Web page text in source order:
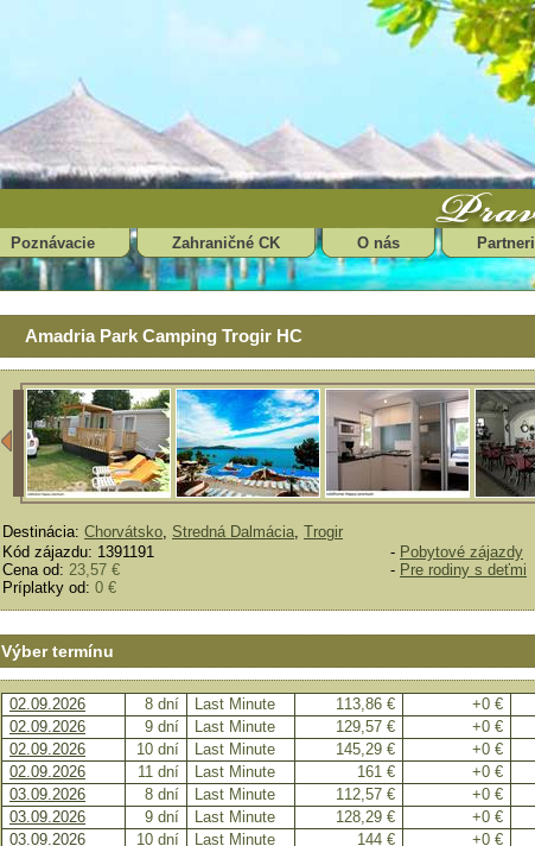
Poznávacie Zahraničné CK O nás Partneri
Amadria Park Camping Trogir HC
Destinácia: Chorvátsko, Stredná Dalmácia, Trogir
Kód zájazdu: 1391191
Cena od: 23,57 €
Príplatky od: 0 €
- Pobytové zájazdy
- Pre rodiny s deťmi
Výber termínu
02.09.2026 8 dní Last Minute 113,86 €
+0 €
02.09.2026
9 dní Last Minute 129,57 €
+0 €
02.09.2026
10 dní Last Minute 145,29 €
+0 €
02.09.2026
11 dní Last Minute 161 €
+0 €
03.09.2026
8 dní Last Minute 112,57 €
+0 €
03.09.2026
9 dní Last Minute 128,29 €
+0 €
03.09.2026
10 dní Last Minute 144 €
+0 €